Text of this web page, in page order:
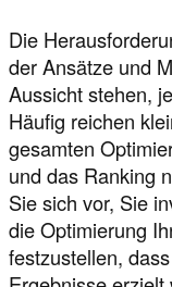
Die
der Ansätze und
Aussicht stehen,
Häufig reichen
gesamten
und das Ranking
Sie sich vor, Sie
die Optimierung
festzustellen,